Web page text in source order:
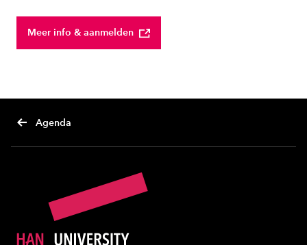
Meer info & aanmelden
Agenda